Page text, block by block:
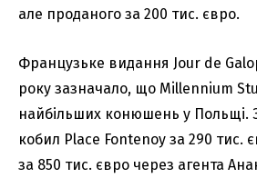
але проданого за 200 тис. євро.
Французьке видання Jour de
року зазначало, що Millennium
найбільших конюшень у Польщі.
кобил Place Fontenoy за 290 тис.
за 850 тис. євро через агента